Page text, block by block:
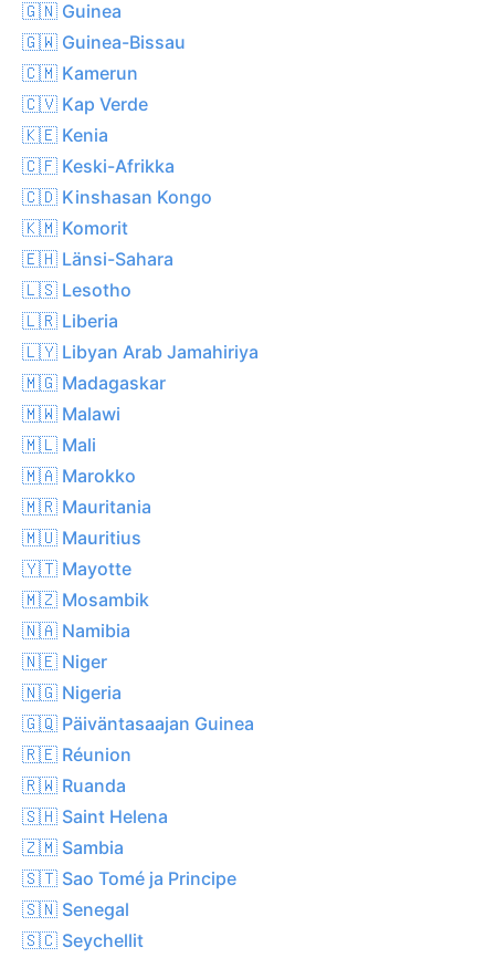
🇬🇳 Guinea
🇬🇼 Guinea-Bissau
🇨🇲 Kamerun
🇨🇻 Kap Verde
🇰🇪 Kenia
🇨🇫 Keski-Afrikka
🇨🇩 Kinshasan Kongo
🇰🇲 Komorit
🇪🇭 Länsi-Sahara
🇱🇸 Lesotho
🇱🇷 Liberia
🇱🇾 Libyan Arab Jamahiriya
🇲🇬 Madagaskar
🇲🇼 Malawi
🇲🇱 Mali
🇲🇦 Marokko
🇲🇷 Mauritania
🇲🇺 Mauritius
🇾🇹 Mayotte
🇲🇿 Mosambik
🇳🇦 Namibia
🇳🇪 Niger
🇳🇬 Nigeria
🇬🇶 Päiväntasaajan Guinea
🇷🇪 Réunion
🇷🇼 Ruanda
🇸🇭 Saint Helena
🇿🇲 Sambia
🇸🇹 Sao Tomé ja Principe
🇸🇳 Senegal
🇸🇨 Seychellit